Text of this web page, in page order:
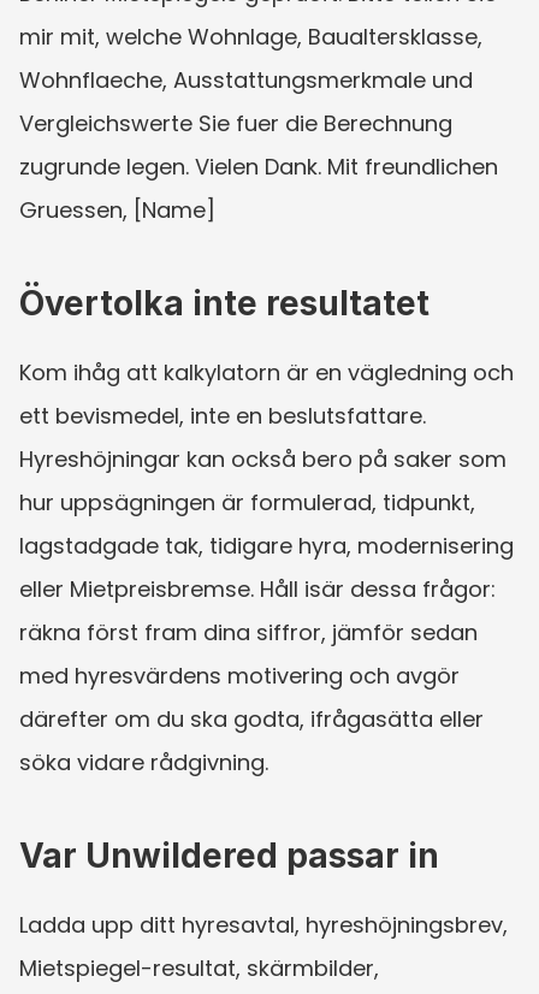
mir mit, welche Wohnlage, Baualtersklasse,
Wohnflaeche, Ausstattungsmerkmale und
Vergleichswerte Sie fuer die Berechnung
zugrunde legen. Vielen Dank. Mit freundlichen
Gruessen, [Name]
Övertolka inte resultatet
Kom ihåg att kalkylatorn är en vägledning och
ett bevismedel, inte en beslutsfattare.
Hyreshöjningar kan också bero på saker som
hur uppsägningen är formulerad, tidpunkt,
lagstadgade tak, tidigare hyra, modernisering
eller Mietpreisbremse. Håll isär dessa frågor:
räkna först fram dina siffror, jämför sedan
med hyresvärdens motivering och avgör
därefter om du ska godta, ifrågasätta eller
söka vidare rådgivning.
Var Unwildered passar in
Ladda upp ditt hyresavtal, hyreshöjningsbrev,
Mietspiegel-resultat, skärmbilder,